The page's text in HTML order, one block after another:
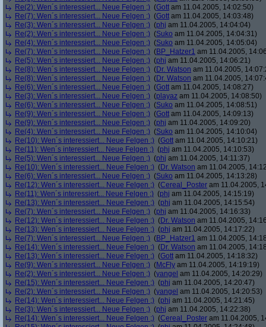
Re(2): Wen´s interessiert... Neue Felgen ;) (Gott am 11.04.2005, 14:02:50)
Re(7): Wen´s interessiert... Neue Felgen ;) (Gott am 11.04.2005, 14:03:48)
Re(3): Wen´s interessiert... Neue Felgen ;) (phj am 11.04.2005, 14:04:04)
Re(2): Wen´s interessiert... Neue Felgen ;) (Suko am 11.04.2005, 14:04:31)
Re(4): Wen´s interessiert... Neue Felgen ;) (Suko am 11.04.2005, 14:05:04)
Re(7): Wen´s interessiert... Neue Felgen ;) (BP_Hatzer1 am 11.04.2005,
Re(5): Wen´s interessiert... Neue Felgen ;) (phj am 11.04.2005, 14:06:21)
Re(8): Wen´s interessiert... Neue Felgen ;) (Dr. Watson am 11.04.2005,
Re(8): Wen´s interessiert... Neue Felgen ;) (Dr. Watson am 11.04.2005,
Re(6): Wen´s interessiert... Neue Felgen ;) (Gott am 11.04.2005, 14:08:27)
Re(3): Wen´s interessiert... Neue Felgen ;) (playaz am 11.04.2005, 14:08:50)
Re(6): Wen´s interessiert... Neue Felgen ;) (Suko am 11.04.2005, 14:08:51)
Re(9): Wen´s interessiert... Neue Felgen ;) (Gott am 11.04.2005, 14:09:13)
Re(9): Wen´s interessiert... Neue Felgen ;) (phj am 11.04.2005, 14:09:20)
Re(4): Wen´s interessiert... Neue Felgen ;) (Suko am 11.04.2005, 14:10:04)
Re(10): Wen´s interessiert... Neue Felgen ;) (Gott am 11.04.2005, 14:10:21)
Re(11): Wen´s interessiert... Neue Felgen ;) (phj am 11.04.2005, 14:10:53)
Re(5): Wen´s interessiert... Neue Felgen ;) (phj am 11.04.2005, 14:11:37)
Re(10): Wen´s interessiert... Neue Felgen ;) (Dr. Watson am 11.04.2005,
Re(6): Wen´s interessiert... Neue Felgen ;) (Suko am 11.04.2005, 14:13:28)
Re(12): Wen´s interessiert... Neue Felgen ;) (Cereal_Poster am 11.04.2005,
Re(11): Wen´s interessiert... Neue Felgen ;) (phj am 11.04.2005, 14:15:19)
Re(13): Wen´s interessiert... Neue Felgen ;) (phj am 11.04.2005, 14:15:54)
Re(7): Wen´s interessiert... Neue Felgen ;) (phj am 11.04.2005, 14:16:33)
Re(12): Wen´s interessiert... Neue Felgen ;) (Dr. Watson am 11.04.2005,
Re(13): Wen´s interessiert... Neue Felgen ;) (phj am 11.04.2005, 14:17:22)
Re(7): Wen´s interessiert... Neue Felgen ;) (BP_Hatzer1 am 11.04.2005,
Re(14): Wen´s interessiert... Neue Felgen ;) (Dr. Watson am 11.04.2005,
Re(13): Wen´s interessiert... Neue Felgen ;) (Gott am 11.04.2005, 14:18:32)
Re(9): Wen´s interessiert... Neue Felgen ;) (McFly am 11.04.2005, 14:19:19)
Re(2): Wen´s interessiert... Neue Felgen ;) (yangel am 11.04.2005, 14:20:29)
Re(15): Wen´s interessiert... Neue Felgen ;) (phj am 11.04.2005, 14:20:47)
Re(2): Wen´s interessiert... Neue Felgen ;) (yangel am 11.04.2005, 14:20:53)
Re(14): Wen´s interessiert... Neue Felgen ;) (phj am 11.04.2005, 14:21:45)
Re(3): Wen´s interessiert... Neue Felgen ;) (phj am 11.04.2005, 14:22:38)
Re(14): Wen´s interessiert... Neue Felgen ;) (Cereal_Poster am 11.04.2005,